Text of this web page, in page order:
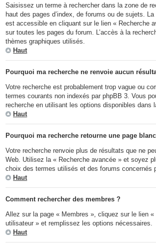
Saisissez un terme à rechercher dans la zone de
haut des pages d’index, de forums ou de sujets.
est accessible en cliquant sur le lien « Recherche
sur toutes les pages du forum. L’accès à la
thèmes graphiques utilisés.
Haut
Pourquoi ma recherche ne renvoie aucun
Votre recherche est probablement trop vague ou
termes courants non indexés par phpBB 3. Vous
recherche en utilisant les options disponibles dans
Haut
Pourquoi ma recherche retourne une page
Votre recherche renvoie plus de résultats que ne
Web. Utilisez la « Recherche avancée » et soyez
choix des termes utilisés et des forums concernés
Haut
Comment rechercher des membres ?
Allez sur la page « Membres », cliquez sur le lien «
utilisateur » et remplissez les options nécessaires.
Haut